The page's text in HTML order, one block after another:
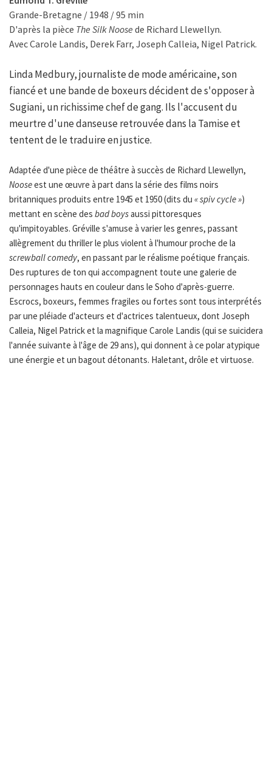
Grande-Bretagne / 1948 / 95 min
D'après la pièce The Silk Noose de Richard Llewellyn.
Avec Carole Landis, Derek Farr, Joseph Calleia, Nigel Patrick.
Linda Medbury, journaliste de mode américaine, son
fiancé et une bande de boxeurs décident de s'opposer à
Sugiani, un richissime chef de gang. Ils l'accusent du
meurtre d'une danseuse retrouvée dans la Tamise et
tentent de le traduire en justice.
Adaptée d'une pièce de théâtre à succès de Richard Llewellyn,
Nooseest une œuvre à part dans la série des films noirs
britanniques produits entre 1945 et 1950 (dits du « spiv cycle »)
mettant en scène des bad boysaussi pittoresques
qu'impitoyables. Gréville s'amuse à varier les genres, passant
allègrement du thriller le plus violent à l'humour proche de la
screwball comedy, en passant par le réalisme poétique français.
Des ruptures de ton qui accompagnent toute une galerie de
personnages hauts en couleur dans le Soho d'après-guerre.
Escrocs, boxeurs, femmes fragiles ou fortes sont tous interprétés
par une pléiade d'acteurs et d'actrices talentueux, dont Joseph
Calleia, Nigel Patrick et la magnifique Carole Landis (qui se suicidera
l'année suivante à l'âge de 29 ans), qui donnent à ce polar atypique
une énergie et un bagout détonants. Haletant, drôle et virtuose.